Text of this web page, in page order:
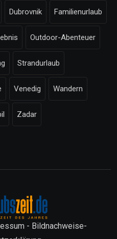
Dubrovnik Familienurlaub
Outdoor-Abenteuer
Strandurlaub
Venedig Wandern
Zadar
- Bildnachweise-